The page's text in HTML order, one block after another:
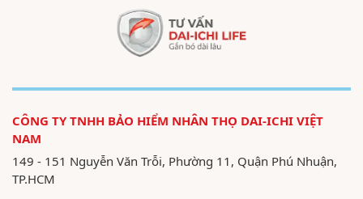
CÔNG TY TNHH BẢO HIỂM NHÂN THỌ DAI-ICHI VIỆT
NAM
149 - 151 Nguyễn Văn Trỗi, Phường 11, Quận Phú Nhuận,
TP.HCM